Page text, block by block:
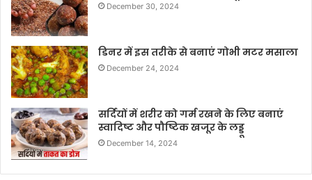
December 30, 2024
डिनर में इस तरीके से बनाएं गोभी मटर मसाला
December 24, 2024
सर्दियों में शरीर को गर्म रखने के लिए बनाएं
स्वादिष्ट और पौष्टिक खजूर के लड्डू
December 14, 2024